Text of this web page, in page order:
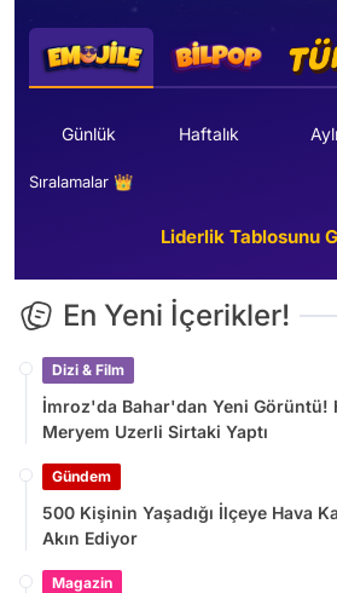
Günlük Haftalık
Sıralamalar 👑
Liderlik Tablosunu
En Yeni İçerikler!
Dizi & Film
İmroz'da Bahar'dan Yeni Görüntü!
Meryem Uzerli Sirtaki Yaptı
Gündem
500 Kişinin Yaşadığı İlçeye Hava
Akın Ediyor
Magazin